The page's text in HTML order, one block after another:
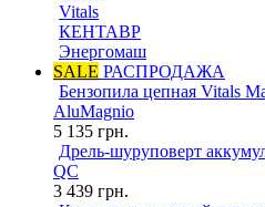
Vitals
КЕНТАВР
Энергомаш
SALE РАСПРОДАЖА
Бензопила цепная Vitals
AluMagnio
5 135 грн.
Дрель-шуруповерт
QC
3 439 грн.